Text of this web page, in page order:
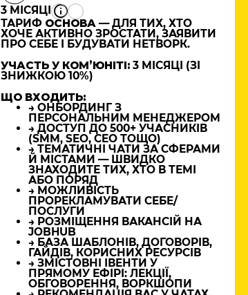
3 МІСЯЦІ
ТАРИФ ОСНОВА — ДЛЯ ТИХ, ХТО
ХОЧЕ АКТИВНО ЗРОСТАТИ, ЗАЯВИТИ
ПРО СЕБЕ І БУДУВАТИ НЕТВОРК.
УЧАСТЬ У КОМʼЮНІТІ: 3 МІСЯЦІ (ЗІ
ЗНИЖКОЮ 10%)
ЩО ВХОДИТЬ:
→ ОНБОРДИНГ З
ПЕРСОНАЛЬНИМ МЕНЕДЖЕРОМ
→ ДОСТУП ДО 500+ УЧАСНИКІВ
(SMM, SEO, CEO ТОЩО)
→ ТЕМАТИЧНІ ЧАТИ ЗА СФЕРАМИ
Й МІСТАМИ — ШВИДКО
ЗНАХОДИТЕ ТИХ, ХТО В ТЕМІ
АБО ПОРЯД
→ МОЖЛИВІСТЬ
ПРОРЕКЛАМУВАТИ СЕБЕ/
ПОСЛУГИ
→ РОЗМІЩЕННЯ ВАКАНСІЙ НА
JOBHUB
→ БАЗА ШАБЛОНІВ, ДОГОВОРІВ,
ГАЙДІВ, КОРИСНИХ РЕСУРСІВ
→ ЗМІСТОВНІ ІВЕНТИ У
ПРЯМОМУ ЕФІРІ: ЛЕКЦІЇ,
ОБГОВОРЕННЯ, ВОРКШОПИ